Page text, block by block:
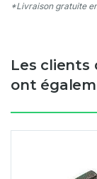
*Livraison gratuite
Les
ont